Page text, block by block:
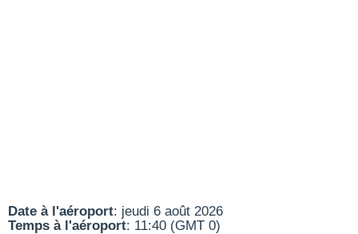
Date à l'aéroport: jeudi 6 août 2026
Temps à l'aéroport: 11:40 (GMT 0)